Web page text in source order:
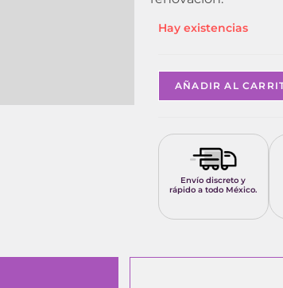
Hay existencias
AÑADIR AL
Envío discreto y
rápido a todo México.